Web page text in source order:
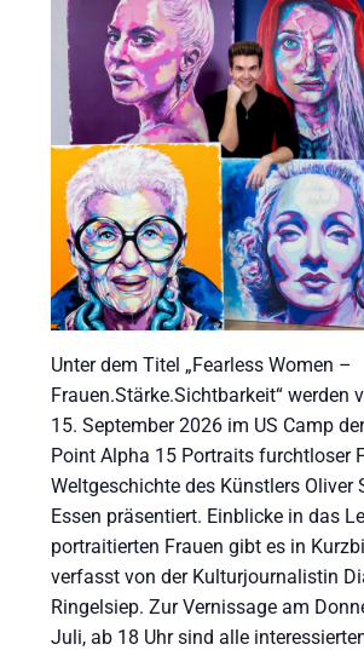
Unter dem Titel „Fearless Women –
Frauen.Stärke.Sichtbarkeit“ werden
15. September 2026 im US Camp
Point Alpha 15 Portraits furchtloser
Weltgeschichte des Künstlers Oliver
Essen präsentiert. Einblicke in das
portraitierten Frauen gibt es in
verfasst von der Kulturjournalistin
Ringelsiep. Zur Vernissage am
Juli, ab 18 Uhr sind alle